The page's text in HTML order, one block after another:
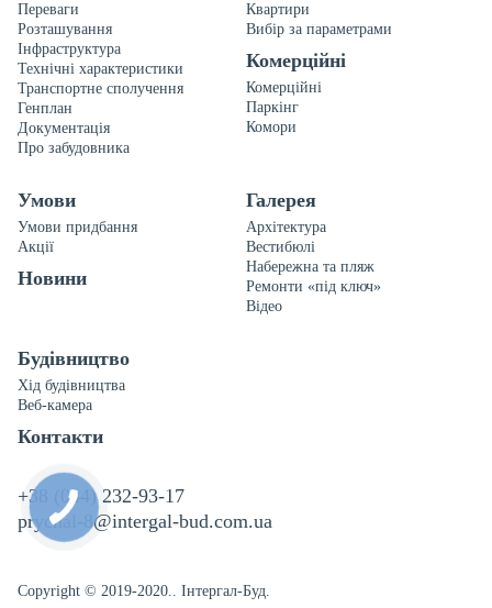
Переваги
Розташування
Інфраструктура
Технічні характеристики
Транспортне сполучення
Генплан
Документація
Про забудовника
Квартири
Вибір за параметрами
Комерційні
Комерційні
Паркінг
Комори
Умови
Умови придбання
Акції
Новини
Галерея
Архітектура
Вестибюлі
Набережна та пляж
Ремонти «під ключ»
Відео
Будівництво
Хід будівництва
Веб-камера
Контакти
+38 (044) 232-93-17
prychal-8@intergal-bud.com.ua
Copyright © 2019-2020.. Інтергал-Буд.